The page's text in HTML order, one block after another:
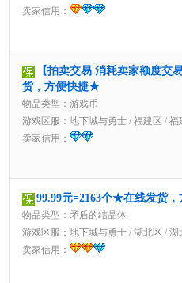
卖家信用：
【拍卖交易 消耗卖家额度交
货，方便快捷★
物品类型：游戏币
游戏区服： 地下城与勇士 / 福建区 / 福
卖家信用：
99.99元=2163个★在线发货
物品类型：矛盾的结晶体
游戏区服： 地下城与勇士 / 湖北区 / 湖
卖家信用：